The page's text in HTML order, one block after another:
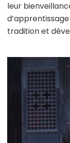
leur
tradition et